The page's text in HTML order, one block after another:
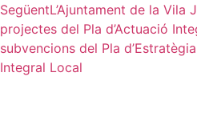
SegüentL’Ajuntament de la Vila
projectes del Pla d’Actuació
subvencions del Pla
Integral Local